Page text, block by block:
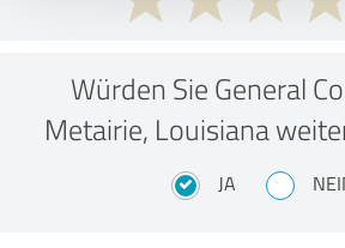
Würden Sie General
Metairie, Louisiana
JA